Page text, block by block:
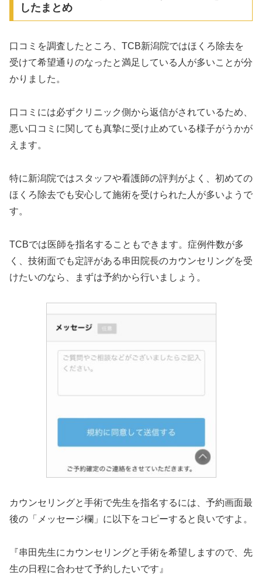
したまとめ
口コミを調査したところ、TCB新潟院ではほくろ除去を
受けて希望通りのなったと満足している人が多いことが分
かりました。
口コミには必ずクリニック側から返信がされているため、
悪い口コミに関しても真摯に受け止めている様子がうかが
えます。
特に新潟院ではスタッフや看護師の評判がよく、初めての
ほくろ除去でも安心して施術を受けられた人が多いようで
す。
TCBでは医師を指名することもできます。症例件数が多
く、技術面でも定評がある串田院長のカウンセリングを受
けたいのなら、まずは予約から行いましょう。
カウンセリングと手術で先生を指名するには、予約画面最
後の「メッセージ欄」に以下をコピーすると良いですよ。
『串田先生にカウンセリングと手術を希望しますので、先
生の日程に合わせて予約したいです』